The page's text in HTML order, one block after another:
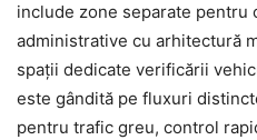
include zone separate pentru
administrative cu arhitectură
spații dedicate verificării
este gândită pe fluxuri
pentru trafic greu, control